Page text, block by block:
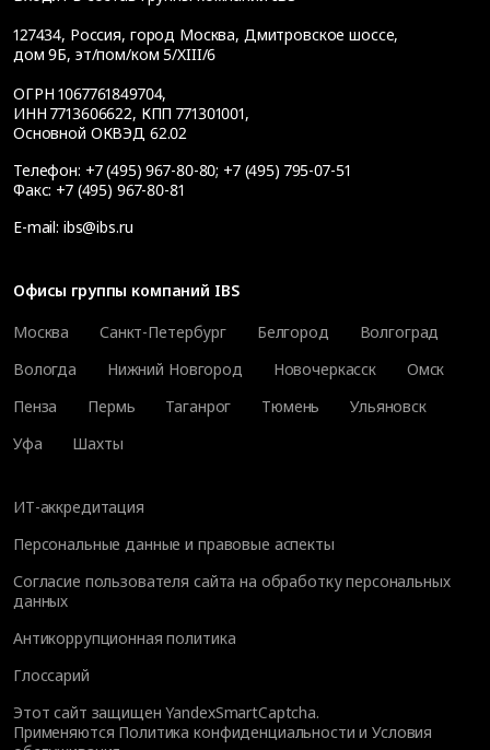
127434, Россия, город Москва, Дмитровское шоссе,
дом 9Б, эт/пом/ком 5/XIII/6
ОГРН 1067761849704,
ИНН 7713606622, КПП 771301001,
Основной ОКВЭД 62.02
Телефон: +7 (495) 967-80-80; +7 (495) 795-07-51
Факс: +7 (495) 967-80-81
E-mail: ibs@ibs.ru
Офисы группы компаний IBS
Москва
Санкт-Петербург Белгород
Волгоград
Вологда
Нижний Новгород Новочеркасск
Омск
Пенза
Пермь Таганрог Тюмень
Ульяновск
Уфа
Шахты
ИТ-аккредитация
Персональные данные и правовые аспекты
Согласие пользователя сайта на обработку персональных
данных
Антикоррупционная политика
Глоссарий
Этот сайт защищен YandexSmartCaptcha.
Применяются Политика конфиденциальности иУсловия